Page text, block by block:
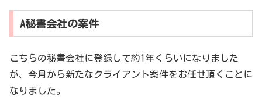
A秘書会社の案件
こちらの秘書会社に登録して約1年くらいになりました
が、今月から新たなクライアント案件をお任せ頂くことに
なりました。